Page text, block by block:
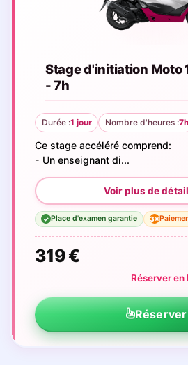
Stage d'initiation Moto
- 7h
Durée :1 jour Nombre d'heures :7h
Ce stage accéléré comprend:
- Un enseignant di...
✓ Place d'examen garantie 3×
319 €
Réserver
Réserver